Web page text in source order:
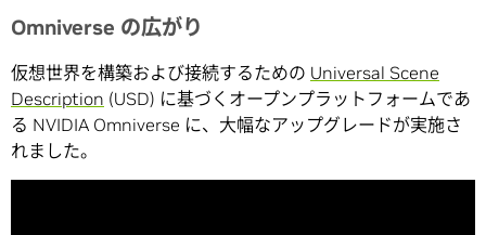
Omniverse の広がり
仮想世界を構築および接続するための Universal Scene
Description (USD) に基づくオープンプラットフォームであ
る NVIDIA Omniverse に、大幅なアップグレードが実施さ
れました。